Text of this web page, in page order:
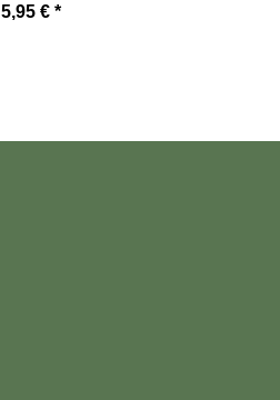
5,95 € *